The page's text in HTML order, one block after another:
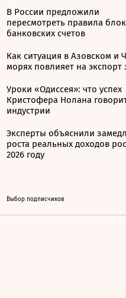
В России предложили
пересмотреть правила
банковских счетов
Как ситуация в Азовском и
морях повлияет на экспорт
Уроки «Одиссея»: что успех
Кристофера Нолана
индустрии
Эксперты объяснили
роста реальных доходов
2026 году
Выбор подписчиков